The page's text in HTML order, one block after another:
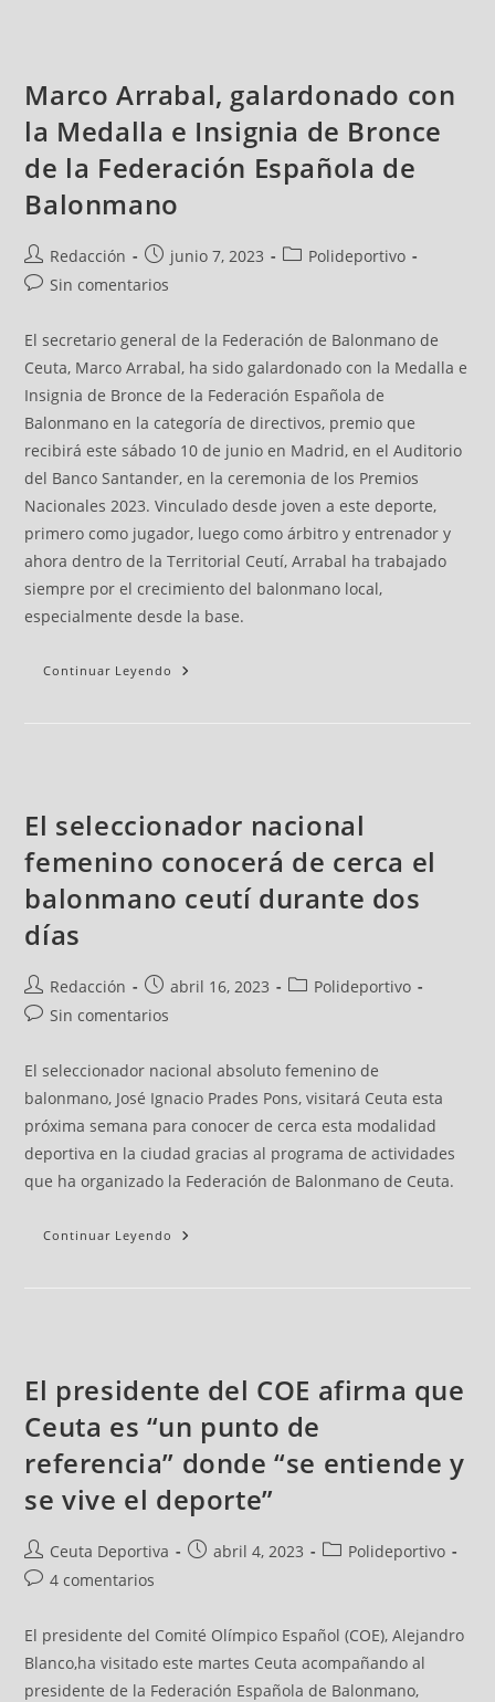
Marco Arrabal, galardonado con
la Medalla e Insignia de Bronce
de la Federación Española de
Balonmano
Redacción junio 7, 2023
Polideportivo
Sin comentarios
El secretario general de la Federación de Balonmano de
Ceuta, Marco Arrabal, ha sido galardonado con la Medalla e
Insignia de Bronce de la Federación Española de
Balonmano en la categoría de directivos, premio que
recibirá este sábado 10 de junio en Madrid, en el Auditorio
del Banco Santander, en la ceremonia de los Premios
Nacionales 2023. Vinculado desde joven a este deporte,
primero como jugador, luego como árbitro y entrenador y
ahora dentro de la Territorial Ceutí, Arrabal ha trabajado
siempre por el crecimiento del balonmano local,
especialmente desde la base.
Continuar Leyendo
El seleccionador nacional
femenino conocerá de cerca el
balonmano ceutí durante dos
días
Redacción abril 16, 2023
Polideportivo
Sin comentarios
El seleccionador nacional absoluto femenino de
balonmano, José Ignacio Prades Pons, visitará Ceuta esta
próxima semana para conocer de cerca esta modalidad
deportiva en la ciudad gracias al programa de actividades
que ha organizado la Federación de Balonmano de Ceuta.
Continuar Leyendo
El presidente del COE afirma que
Ceuta es “un punto de
referencia” donde “se entiende y
se vive el deporte”
Ceuta Deportiva abril 4, 2023
Polideportivo
4 comentarios
El presidente del Comité Olímpico Español (COE), Alejandro
Blanco,ha visitado este martes Ceuta acompañando al
presidente de la Federación Española de Balonmano,